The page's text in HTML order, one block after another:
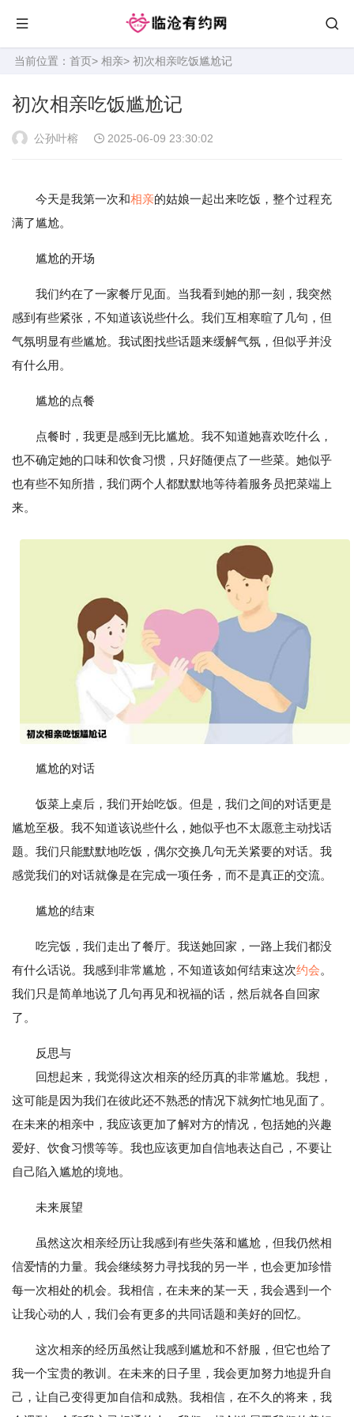
当前位置： 首页> 相亲> 初次相亲吃饭尴尬记
初次相亲吃饭尴尬记
公孙叶榕 2025-06-09 23:30:02
今天是我第一次和相亲的姑娘一起出来吃饭，整个过程充
满了尴尬。
尴尬的开场
我们约在了一家餐厅见面。当我看到她的那一刻，我突然
感到有些紧张，不知道该说些什么。我们互相寒暄了几句，但
气氛明显有些尴尬。我试图找些话题来缓解气氛，但似乎并没
有什么用。
尴尬的点餐
点餐时，我更是感到无比尴尬。我不知道她喜欢吃什么，
也不确定她的口味和饮食习惯，只好随便点了一些菜。她似乎
也有些不知所措，我们两个人都默默地等待着服务员把菜端上
来。
尴尬的对话
饭菜上桌后，我们开始吃饭。但是，我们之间的对话更是
尴尬至极。我不知道该说些什么，她似乎也不太愿意主动找话
题。我们只能默默地吃饭，偶尔交换几句无关紧要的对话。我
感觉我们的对话就像是在完成一项任务，而不是真正的交流。
尴尬的结束
吃完饭，我们走出了餐厅。我送她回家，一路上我们都没
有什么话说。我感到非常尴尬，不知道该如何结束这次约会。
我们只是简单地说了几句再见和祝福的话，然后就各自回家
了。
反思与
回想起来，我觉得这次相亲的经历真的非常尴尬。我想，
这可能是因为我们在彼此还不熟悉的情况下就匆忙地见面了。
在未来的相亲中，我应该更加了解对方的情况，包括她的兴趣
爱好、饮食习惯等等。我也应该更加自信地表达自己，不要让
自己陷入尴尬的境地。
未来展望
虽然这次相亲经历让我感到有些失落和尴尬，但我仍然相
信爱情的力量。我会继续努力寻找我的另一半，也会更加珍惜
每一次相处的机会。我相信，在未来的某一天，我会遇到一个
让我心动的人，我们会有更多的共同话题和美好的回忆。
这次相亲的经历虽然让我感到尴尬和不舒服，但它也给了
我一个宝贵的教训。在未来的日子里，我会更加努力地提升自
己，让自己变得更加自信和成熟。我相信，在不久的将来，我